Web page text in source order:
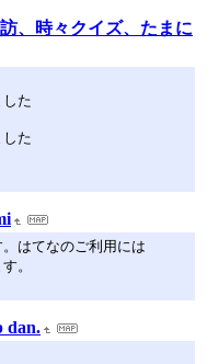
、時々クイズ、たまに
た
た
はてなのご利用には
。
dan.